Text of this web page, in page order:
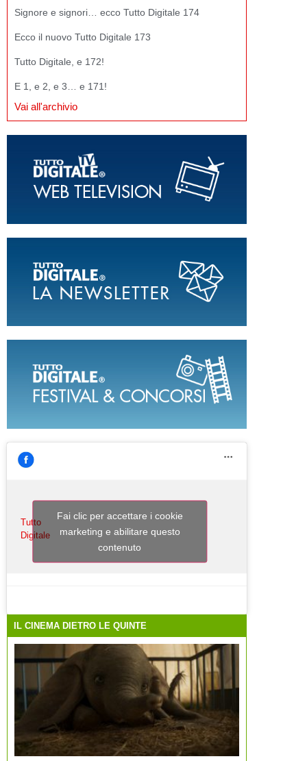
Signore e signori… ecco Tutto Digitale 174
Ecco il nuovo Tutto Digitale 173
Tutto Digitale, e 172!
E 1, e 2, e 3… e 171!
Vai all'archivio
Tutto
Digitale
Fai clic per accettare i cookie
marketing e abilitare questo
contenuto
IL CINEMA DIETRO LE QUINTE